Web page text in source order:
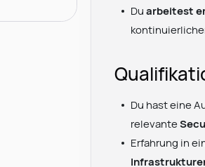
Duarbeitest
Du hast eine
relevante
Erfahrung in